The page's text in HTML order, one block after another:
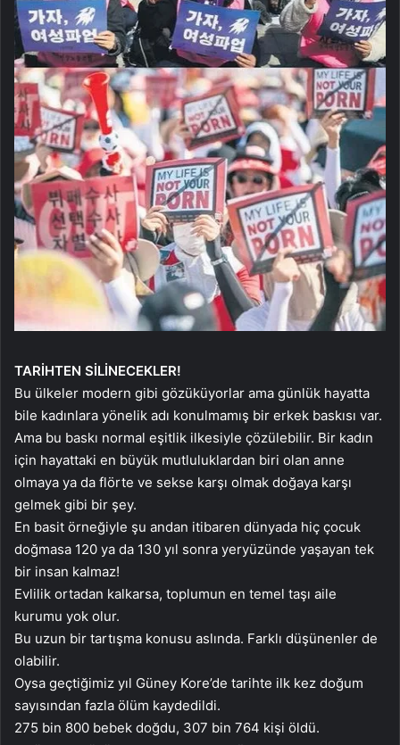
TARİHTEN SİLİNECEKLER!
Bu ülkeler modern gibi gözüküyorlar ama günlük hayatta
bile kadınlara yönelik adı konulmamış bir erkek baskısı var.
Ama bu baskı normal eşitlik ilkesiyle çözülebilir. Bir kadın
için hayattaki en büyük mutluluklardan biri olan anne
olmaya ya da flörte ve sekse karşı olmak doğaya karşı
gelmek gibi bir şey.
En basit örneğiyle şu andan itibaren dünyada hiç çocuk
doğmasa 120 ya da 130 yıl sonra yeryüzünde yaşayan tek
bir insan kalmaz!
Evlilik ortadan kalkarsa, toplumun en temel taşı aile
kurumu yok olur.
Bu uzun bir tartışma konusu aslında. Farklı düşünenler de
olabilir.
Oysa geçtiğimiz yıl Güney Kore’de tarihte ilk kez doğum
sayısından fazla ölüm kaydedildi.
275 bin 800 bebek doğdu, 307 bin 764 kişi öldü.